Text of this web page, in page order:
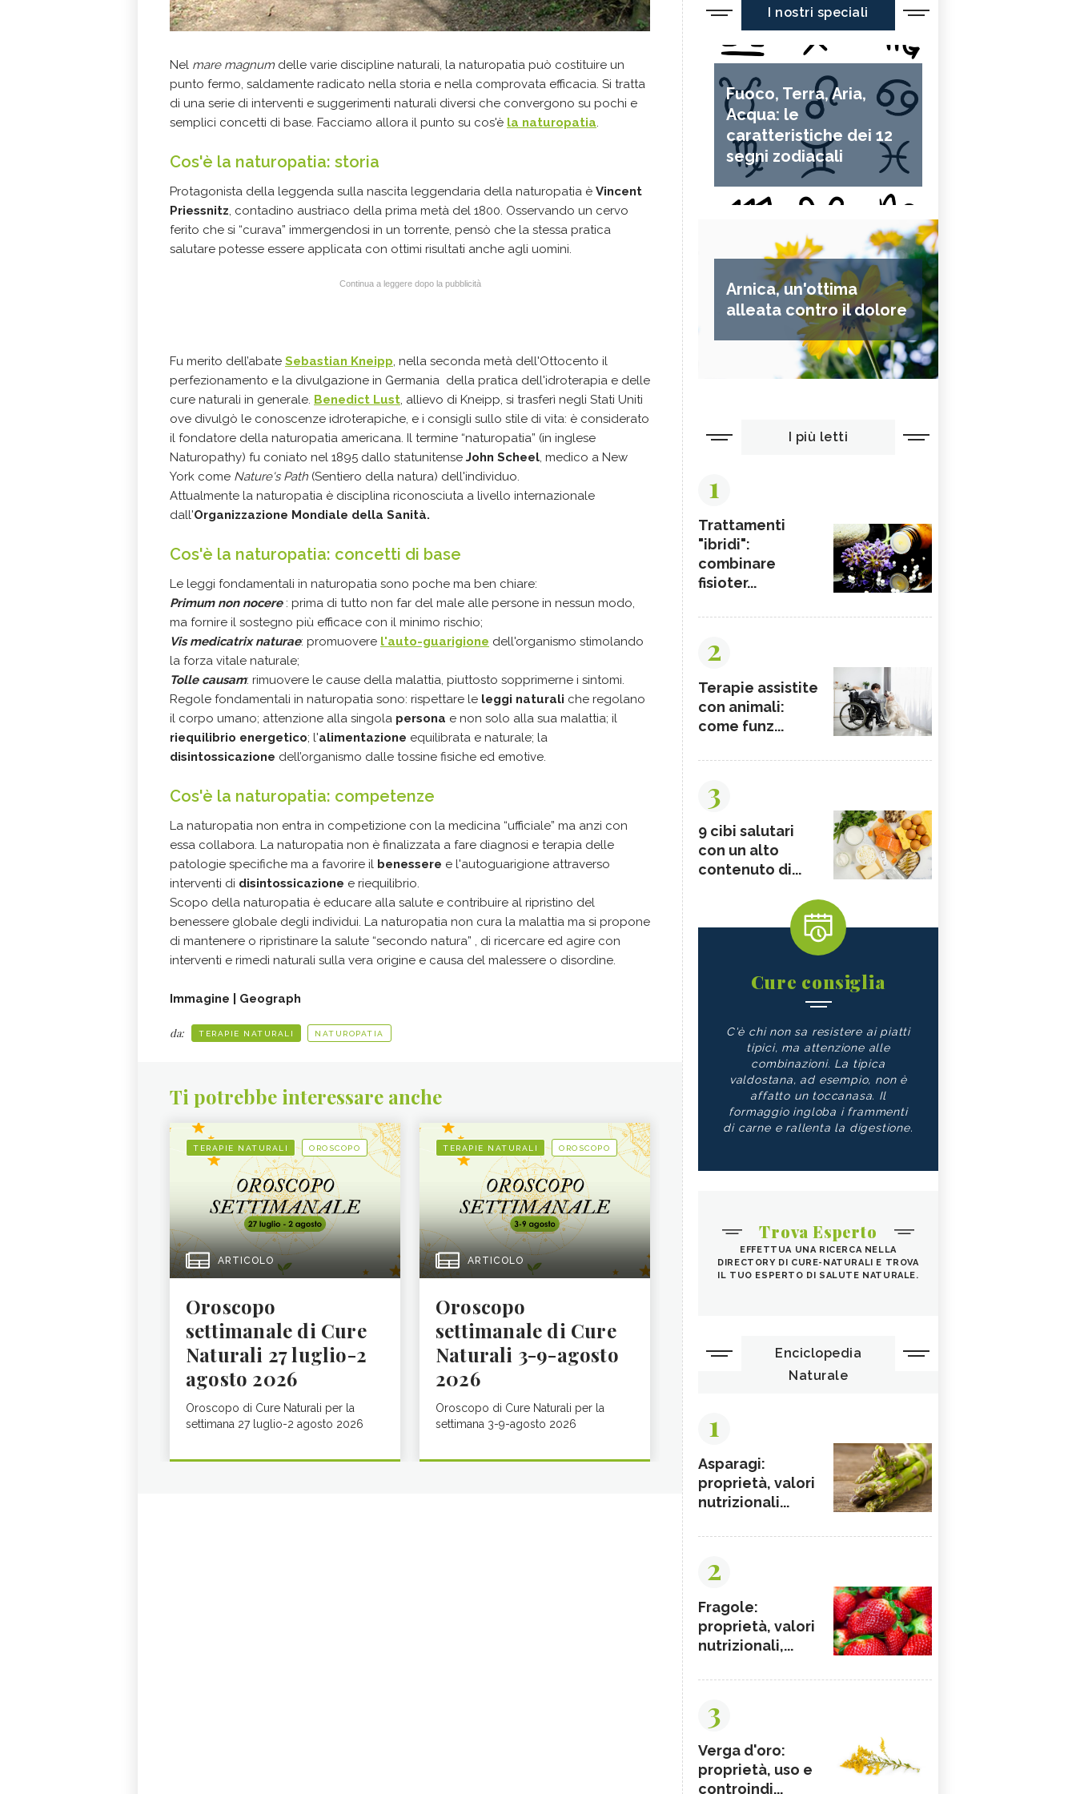
Nel mare magnum delle varie discipline naturali, la naturopatia può costituire un
punto fermo, saldamente radicato nella storia e nella comprovata efficacia. Si tratta
di una serie di interventi e suggerimenti naturali diversi che convergono su pochi e
semplici concetti di base. Facciamo allora il punto su cos'è la naturopatia.
Cos'è la naturopatia: storia
Protagonista della leggenda sulla nascita leggendaria della naturopatia è Vincent
Priessnitz, contadino austriaco della prima metà del 1800. Osservando un cervo
ferito che si “curava” immergendosi in un torrente, pensò che la stessa pratica
salutare potesse essere applicata con ottimi risultati anche agli uomini.
Continua a leggere dopo la pubblicità
Fu merito dell’abate Sebastian Kneipp, nella seconda metà dell'Ottocento il
perfezionamento e la divulgazione in Germania della pratica dell'idroterapia e delle
cure naturali in generale. Benedict Lust, allievo di Kneipp, si trasferì negli Stati Uniti
ove divulgò le conoscenze idroterapiche, e i consigli sullo stile di vita: è considerato
il fondatore della naturopatia americana. Il termine “naturopatia” (in inglese
Naturopathy) fu coniato nel 1895 dallo statunitense John Scheel, medico a New
York come Nature's Path (Sentiero della natura) dell'individuo.
Attualmente la naturopatia è disciplina riconosciuta a livello internazionale
dall'Organizzazione Mondiale della Sanità.
Cos'è la naturopatia: concetti di base
Le leggi fondamentali in naturopatia sono poche ma ben chiare:
Primum non nocere: prima di tutto non far del male alle persone in nessun modo,
ma fornire il sostegno più efficace con il minimo rischio;
Vis medicatrix naturae: promuovere l'auto-guarigione dell'organismo stimolando
la forza vitale naturale;
Tolle causam: rimuovere le cause della malattia, piuttosto sopprimerne i sintomi.
Regole fondamentali in naturopatia sono: rispettare le leggi naturali che regolano
il corpo umano; attenzione alla singola persona e non solo alla sua malattia; il
riequilibrio energetico; l'alimentazione equilibrata e naturale; la
disintossicazione dell’organismo dalle tossine fisiche ed emotive.
Cos'è la naturopatia: competenze
La naturopatia non entra in competizione con la medicina “ufficiale” ma anzi con
essa collabora. La naturopatia non è finalizzata a fare diagnosi e terapia delle
patologie specifiche ma a favorire il benessere e l'autoguarigione attraverso
interventi di disintossicazione e riequilibrio.
Scopo della naturopatia è educare alla salute e contribuire al ripristino del
benessere globale degli individui. La naturopatia non cura la malattia ma si propone
di mantenere o ripristinare la salute “secondo natura” , di ricercare ed agire con
interventi e rimedi naturali sulla vera origine e causa del malessere o disordine.
Immagine | Geograph
da: TERAPIE NATURALI NATUROPATIA
Ti potrebbe interessare anche
TERAPIE NATURALI OROSCOPO
ARTICOLO
Oroscopo
settimanale di Cure
Naturali 27 luglio-2
agosto 2026
Oroscopo di Cure Naturali per la
settimana 27 luglio-2 agosto 2026
TERAPIE NATURALI OROSCOPO
ARTICOLO
Oroscopo
settimanale di Cure
Naturali 3-9-agosto
2026
Oroscopo di Cure Naturali per la
settimana 3-9-agosto 2026
I nostri speciali
Fuoco, Terra, Aria,
Acqua: le
caratteristiche dei 12
segni zodiacali
Arnica, un'ottima
alleata contro il dolore
I più letti
1
Trattamenti
"ibridi":
combinare
fisioter...
2
Terapie assistite
con animali:
come funz...
3
9 cibi salutari
con un alto
contenuto di...
Cure consiglia
C'è chi non sa resistere ai piatti
tipici, ma attenzione alle
combinazioni. La tipica
valdostana, ad esempio, non è
affatto un toccanasa. Il
formaggio ingloba i frammenti
di carne e rallenta la digestione.
Trova Esperto
EFFETTUA UNA RICERCA NELLA
DIRECTORY DI CURE-NATURALI E TROVA
IL TUO ESPERTO DI SALUTE NATURALE.
Enciclopedia
Naturale
1
Asparagi:
proprietà, valori
nutrizionali...
2
Fragole:
proprietà, valori
nutrizionali,...
3
Verga d'oro:
proprietà, uso e
controindi...